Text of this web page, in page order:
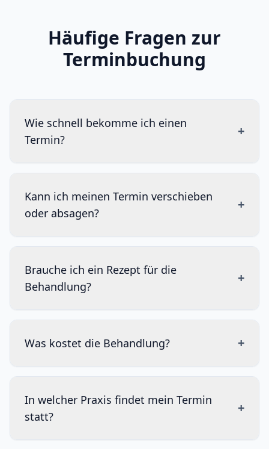
Häufige Fragen zur
Terminbuchung
Wie schnell bekomme ich einen
Termin?
+
Kann ich meinen Termin verschieben
oder absagen?
+
Brauche ich ein Rezept für die
Behandlung?
+
Was kostet die Behandlung? +
In welcher Praxis findet mein Termin
statt?
+